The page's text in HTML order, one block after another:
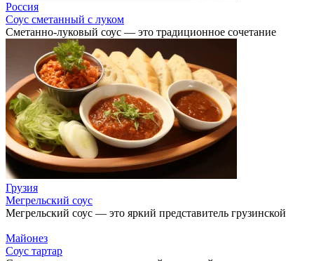
Россия
Соус сметанный с луком
Сметанно-луковый соус — это традиционное сочетание
Грузия
Мегрельский соус
Мегрельский соус — это яркий представитель грузинской
Майонез
Соус тартар